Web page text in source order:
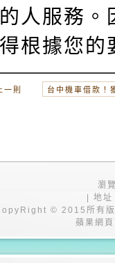
人服務。
根據您的
一則 台中機車借款！
瀏
| 地
© 2015所有版
蘋果網